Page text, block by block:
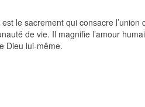
le sacrement qui consacre l’union
de vie. Il magnifie l’amour
Dieu lui-même.